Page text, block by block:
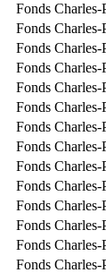
Fonds
Fonds
Fonds
Fonds
Fonds
Fonds
Fonds
Fonds
Fonds
Fonds
Fonds
Fonds
Fonds
Fonds